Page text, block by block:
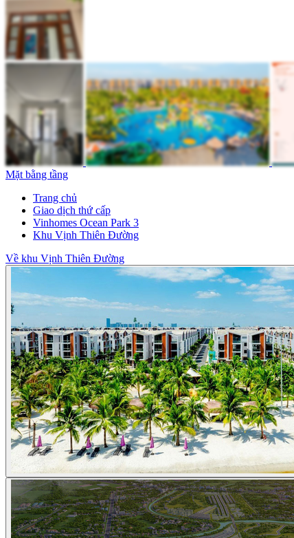
Mặt bằng tầng
Trang chủ
Giao dịch thứ cấp
Vinhomes Ocean Park 3
Khu Vịnh Thiên Đường
Về khu Vịnh Thiên Đường